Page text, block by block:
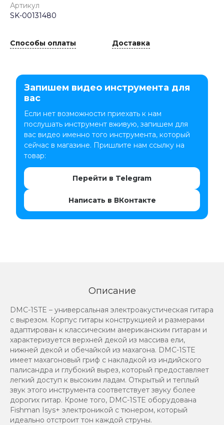
Артикул
SK-00131480
Способы оплаты Доставка
Запишем видео инструмента для
вас
Если нет возможности приехать к нам
послушать инструмент вживую, запишем для
вас видео именно того инструмента, который
сейчас в магазине. Пришлите нам ссылку на
товар:
Перейти в Telegram
Написать в ВКонтакте
Описание
DMC-1STE – универсальная электроакустическая гитара
с вырезом. Корпус гитары конструкцией и размерами
адаптирован к классическим американским гитарам и
характеризуется верхней декой из массива ели,
нижней декой и обечайкой из махагона. DMC-1STE
имеет махагоновый гриф с накладкой из индийского
палисандра и глубокий вырез, который предоставляет
легкий доступ к высоким ладам. Открытый и теплый
звук этого инструмента соответствует звуку более
дорогих гитар. Кроме того, DMC-1STE оборудована
Fishman Isys+ электроникой с тюнером, который
идеально отстроит тон каждой струны.